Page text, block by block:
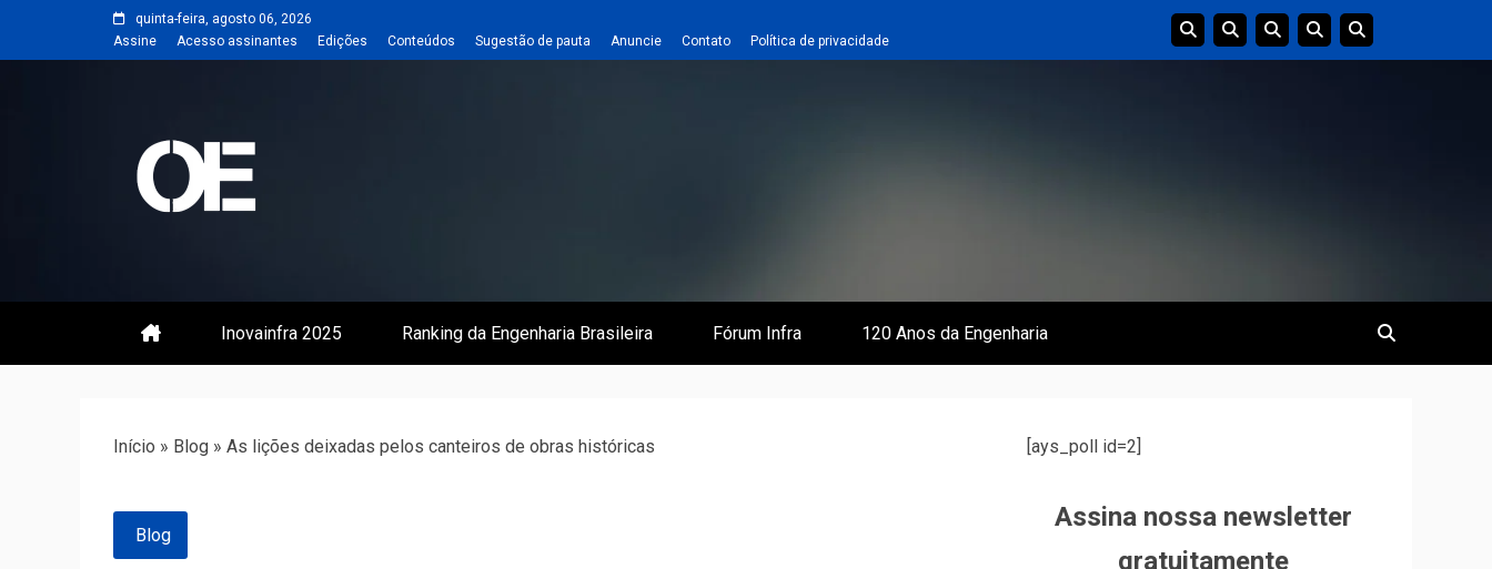
quinta-feira, agosto 06, 2026
Assine
Acesso assinantes Edições Conteúdos Sugestão de pauta Anuncie Contato Política de privacidade
Revista | O Empreiteiro
Inovainfra 2025 Ranking da Engenharia Brasileira Fórum Infra 120 Anos da Engenharia
Início » Blog » As lições deixadas pelos canteiros de obras históricas
Blog
[ays_poll id=2]
Assina nossa newsletter
gratuitamente